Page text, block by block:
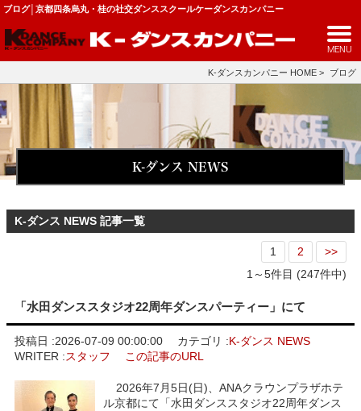
ブログ│京都四条烏丸・桂の社交ダンススクールケーダンスカンパニー
MENU
K-ダンスカンパニー HOME > ブログ
K-ダンス NEWS
K-ダンス NEWS 記事一覧
1 2
>>
1～5件目 (247件中)
「水田ダンススタジオ22周年ダンスパーティー」にて
投稿日 :2026-07-09 00:00:00 カテゴリ :K-ダンス NEWS
WRITER :スタッフ この記事のURL
2026年7月5日(日)、ANAクラウンプラザホテ
ル京都にて「水田ダンススタジオ22周年ダンス